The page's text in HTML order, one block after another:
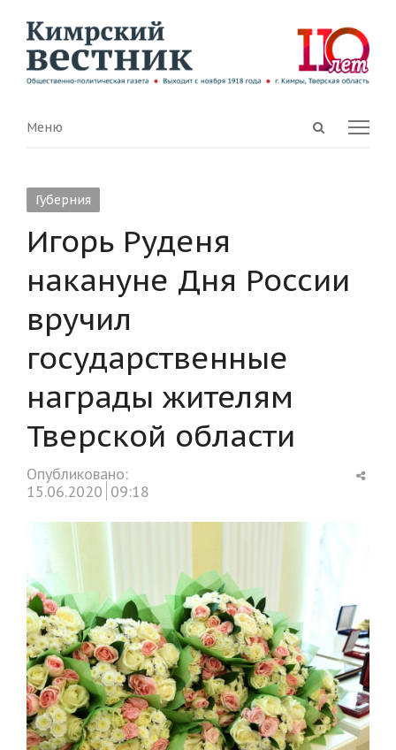
Open
Menu
Меню
Губерния
Игорь Руденя
накануне Дня России
вручил
государственные
награды жителям
Тверской области
Опубликовано:
15.06.2020 09:18